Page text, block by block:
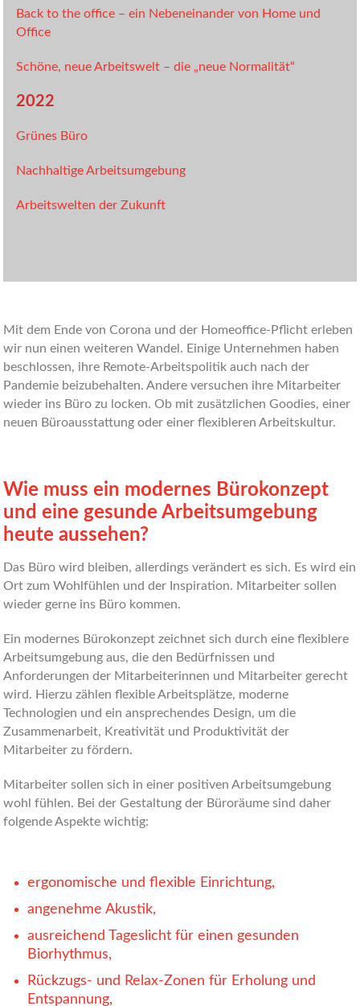
Back to the office – ein Nebeneinander von Home und
Office
Schöne, neue Arbeitswelt – die „neue Normalität“
2022
Grünes Büro
Nachhaltige Arbeitsumgebung
Arbeitswelten der Zukunft
Mit dem Ende von Corona und der Homeoffice-Pflicht erleben
wir nun einen weiteren Wandel. Einige Unternehmen haben
beschlossen, ihre Remote-Arbeitspolitik auch nach der
Pandemie beizubehalten. Andere versuchen ihre Mitarbeiter
wieder ins Büro zu locken. Ob mit zusätzlichen Goodies, einer
neuen Büroausstattung oder einer flexibleren Arbeitskultur.
Wie muss ein modernes Bürokonzept
und eine gesunde Arbeitsumgebung
heute aussehen?
Das Büro wird bleiben, allerdings verändert es sich. Es wird ein
Ort zum Wohlfühlen und der Inspiration. Mitarbeiter sollen
wieder gerne ins Büro kommen.
Ein modernes Bürokonzept zeichnet sich durch eine flexiblere
Arbeitsumgebung aus, die den Bedürfnissen und
Anforderungen der Mitarbeiterinnen und Mitarbeiter gerecht
wird. Hierzu zählen flexible Arbeitsplätze, moderne
Technologien und ein ansprechendes Design, um die
Zusammenarbeit, Kreativität und Produktivität der
Mitarbeiter zu fördern.
Mitarbeiter sollen sich in einer positiven Arbeitsumgebung
wohl fühlen. Bei der Gestaltung der Büroräume sind daher
folgende Aspekte wichtig:
ergonomische und flexible Einrichtung,
angenehme Akustik,
ausreichend Tageslicht für einen gesunden
Biorhythmus,
Rückzugs- und Relax-Zonen für Erholung und
Entspannung,